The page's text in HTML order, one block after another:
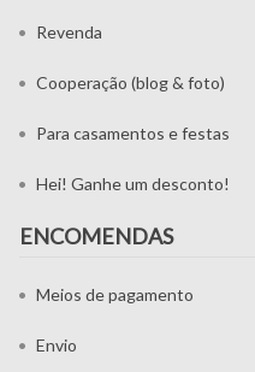
Revenda
Cooperação (blog & foto)
Para casamentos e festas
Hei! Ganhe um desconto!
ENCOMENDAS
Meios de pagamento
Envio